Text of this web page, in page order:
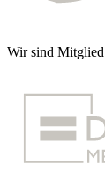
Wir sind Mitglied